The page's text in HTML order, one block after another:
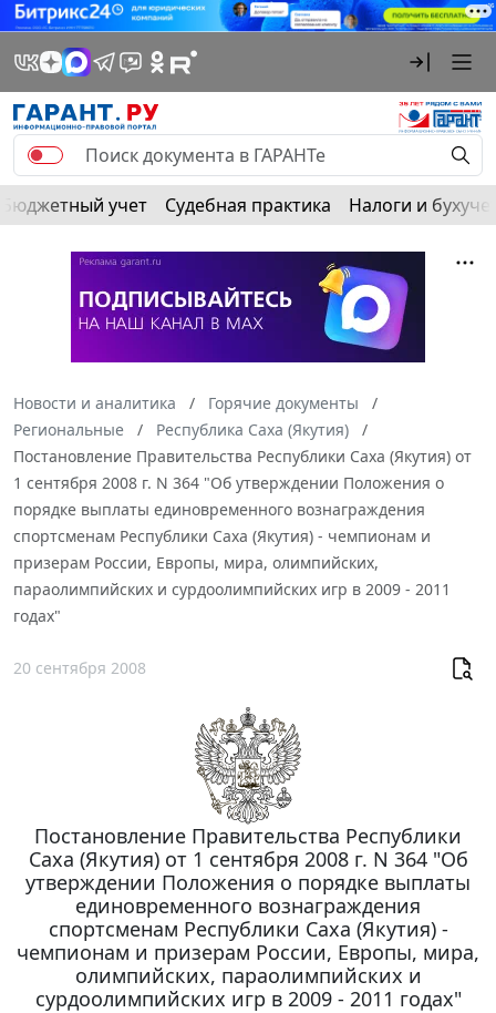
Бюджетный учет Судебная практика Налоги и
Новости и аналитика
Горячие документы
Региональные
Республика Саха (Якутия)
Постановление Правительства Республики Саха (Якутия) от
1 сентября 2008 г. N 364 "Об утверждении Положения о
порядке выплаты единовременного вознаграждения
спортсменам Республики Саха (Якутия) - чемпионам и
призерам России, Европы, мира, олимпийских,
параолимпийских и сурдоолимпийских игр в 2009 - 2011
годах"
20 сентября 2008
Постановление Правительства Республики
Саха (Якутия) от 1 сентября 2008 г. N 364 "Об
утверждении Положения о порядке выплаты
единовременного вознаграждения
спортсменам Республики Саха (Якутия) -
чемпионам и призерам России, Европы, мира,
олимпийских, параолимпийских и
сурдоолимпийских игр в 2009 - 2011 годах"